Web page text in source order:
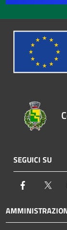
SEGUICI SU
Facebook